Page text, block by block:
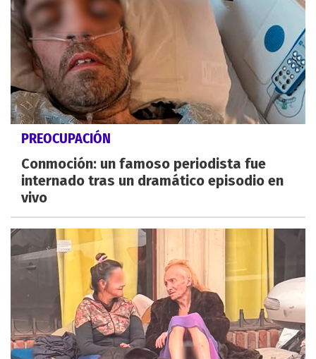
PREOCUPACIÓN
Conmoción: un famoso periodista fue
internado tras un dramático episodio en
vivo